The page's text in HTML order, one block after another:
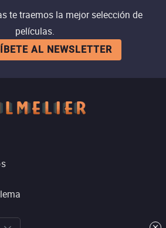
te traemos la mejor selección de
películas.
AL NEWSLETTER